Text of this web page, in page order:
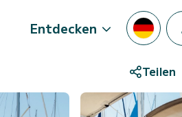
Entdecken
Teilen